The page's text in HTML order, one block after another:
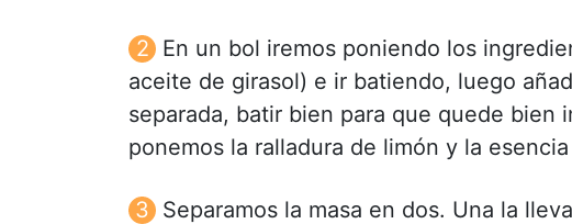
En un bol iremos poniendo los
aceite de girasol) e ir batiendo, luego
separada, batir bien para que quede bien
ponemos la ralladura de limón y la
Separamos la masa en dos. Una la